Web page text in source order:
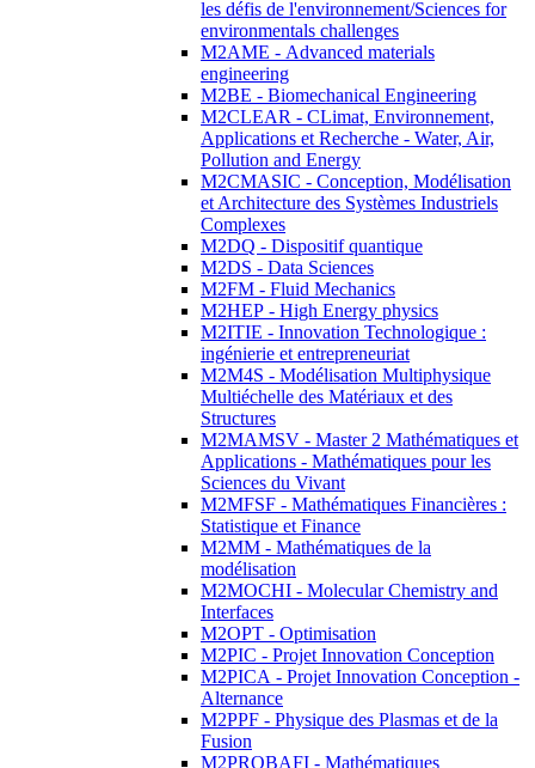
les défis de l'environnement/Sciences for
environmentals challenges
M2AME - Advanced materials
engineering
M2BE - Biomechanical Engineering
M2CLEAR - CLimat, Environnement,
Applications et Recherche - Water, Air,
Pollution and Energy
M2CMASIC - Conception, Modélisation
et Architecture des Systèmes Industriels
Complexes
M2DQ - Dispositif quantique
M2DS - Data Sciences
M2FM - Fluid Mechanics
M2HEP - High Energy physics
M2ITIE - Innovation Technologique :
ingénierie et entrepreneuriat
M2M4S - Modélisation Multiphysique
Multiéchelle des Matériaux et des
Structures
M2MAMSV - Master 2 Mathématiques et
Applications - Mathématiques pour les
Sciences du Vivant
M2MFSF - Mathématiques Financières :
Statistique et Finance
M2MM - Mathématiques de la
modélisation
M2MOCHI - Molecular Chemistry and
Interfaces
M2OPT - Optimisation
M2PIC - Projet Innovation Conception
M2PICA - Projet Innovation Conception -
Alternance
M2PPF - Physique des Plasmas et de la
Fusion
M2PROBAFI - Mathématiques